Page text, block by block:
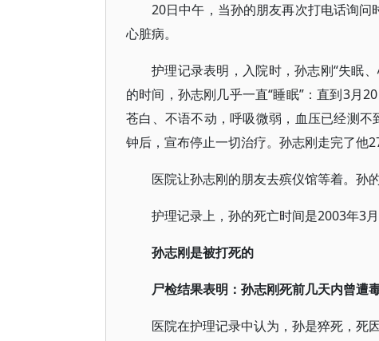
20日中午，当孙的朋友再次打电话询
心脏病。
护理记录表明，入院时，孙志刚“失眠
的时间，孙志刚几乎一直“睡眠”：直到3月
苍白、不语不动，呼吸微弱，血压已经测
钟后，宣布停止一切治疗。孙志刚走完了他
医院让孙志刚的朋友去殡仪馆等着。孙
护理记录上，孙的死亡时间是2003年3月
孙志刚是被打死的
尸检结果表明：孙志刚死前几天内曾遭
医院在护理记录中认为，孙是猝死，死